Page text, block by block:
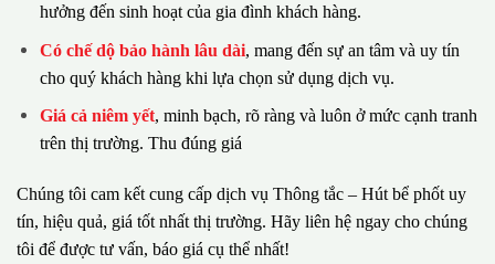
hưởng đến sinh hoạt của gia đình khách hàng.
Có chế dộ bảo hành lâu dài, mang đến sự an tâm và uy tín
cho quý khách hàng khi lựa chọn sử dụng dịch vụ.
Giá cả niêm yết, minh bạch, rõ ràng và luôn ở mức cạnh tranh
trên thị trường. Thu đúng giá
Chúng tôi cam kết cung cấp dịch vụ Thông tắc – Hút bể phốt uy
tín, hiệu quả, giá tốt nhất thị trường. Hãy liên hệ ngay cho chúng
tôi để được tư vấn, báo giá cụ thể nhất!